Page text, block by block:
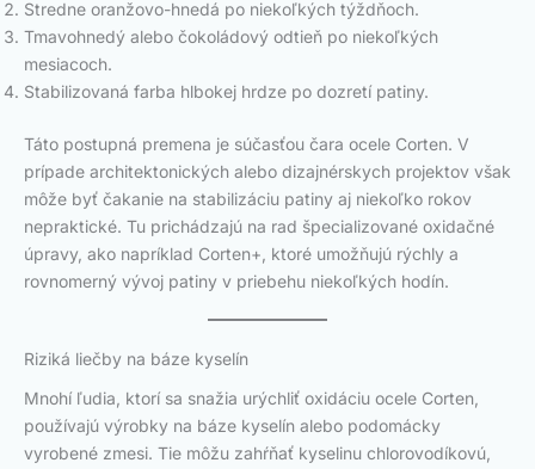
Stredne oranžovo-hnedá po niekoľkých týždňoch.
Tmavohnedý alebo čokoládový odtieň po niekoľkých
mesiacoch.
Stabilizovaná farba hlbokej hrdze po dozretí patiny.
Táto postupná premena je súčasťou čara ocele Corten. V
prípade architektonických alebo dizajnérskych projektov však
môže byť čakanie na stabilizáciu patiny aj niekoľko rokov
nepraktické. Tu prichádzajú na rad špecializované oxidačné
úpravy, ako napríklad Corten+, ktoré umožňujú rýchly a
rovnomerný vývoj patiny v priebehu niekoľkých hodín.
Riziká liečby na báze kyselín
Mnohí ľudia, ktorí sa snažia urýchliť oxidáciu ocele Corten,
používajú výrobky na báze kyselín alebo podomácky
vyrobené zmesi. Tie môžu zahŕňať kyselinu chlorovodíkovú,